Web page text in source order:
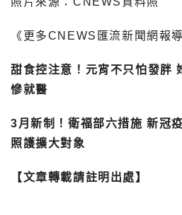
《更多CNEWS匯流新聞網報導
甜食控注意！元宵不只怕發胖
慘就醫
3月新制！衛福部六措施 新冠
照護擴大對象
【文章轉載請註明出處】